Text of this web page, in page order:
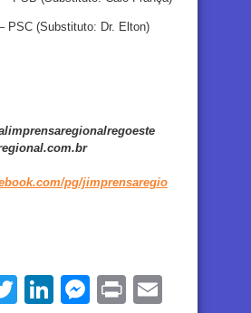
PSC (Substituto: Dr. Elton)
pg/jimprensaregio
TwitterLinkedIn
Messenger
Print